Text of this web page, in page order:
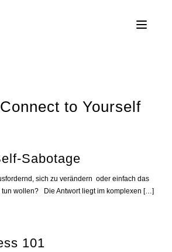
Connect to Yourself
Sabotage
sich zu verändern oder einfach das
tun wollen? Die Antwort liegt im komplexen […]
101